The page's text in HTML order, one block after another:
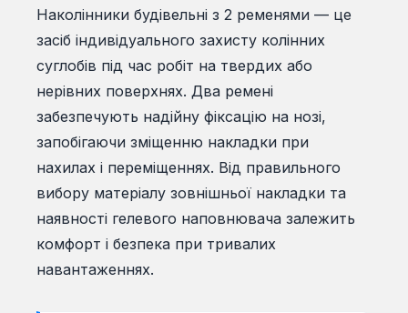
Наколінники будівельні з 2 ременями — це
засіб індивідуального захисту колінних
суглобів під час робіт на твердих або
нерівних поверхнях. Два ремені
забезпечують надійну фіксацію на нозі,
запобігаючи зміщенню накладки при
нахилах і переміщеннях. Від правильного
вибору матеріалу зовнішньої накладки та
наявності гелевого наповнювача залежить
комфорт і безпека при тривалих
навантаженнях.